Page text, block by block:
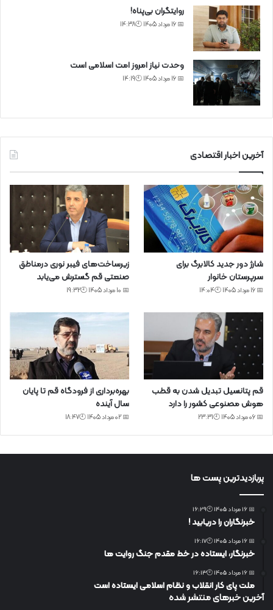
روایتگران بی‌پناه!
📅 16 مرداد 1405 🕙14:38
وحدت نیاز امروز امت اسلامی است
📅 16 مرداد 1405 🕙14:19
آخرین اخبار اقتصادی
شارژ دور جدید کالابرگ برای
سرپرستان خانوار
📅 16 مرداد 1405 🕙14:04
زیرساخت‌های فیبر نوری درمناطق
صنعتی قم گسترش می‌یابد
📅 10 مرداد 1405 🕙19:32
قم پتانسیل تبدیل شدن به قطب
هوش مصنوعی کشور را دارد
📅 06 مرداد 1405 🕙23:31
بهره‌برداری از فرودگاه قم تا پایان
سال آینده
📅 02 مرداد 1405 🕙18:47
پربازدیدترین پست ها
📅 16 مرداد 1405 🕙16:29
خبرنگاران را دریابید !
📅 16 مرداد 1405 🕙16:17
خبرنگار، ایستاده در خط مقدم جنگ روایت ها
📅 16 مرداد 1405 🕙16:13
ملت پای کار انقلاب و نظام اسلامی ایستاده است
آخرین خبرهای منتشر شده